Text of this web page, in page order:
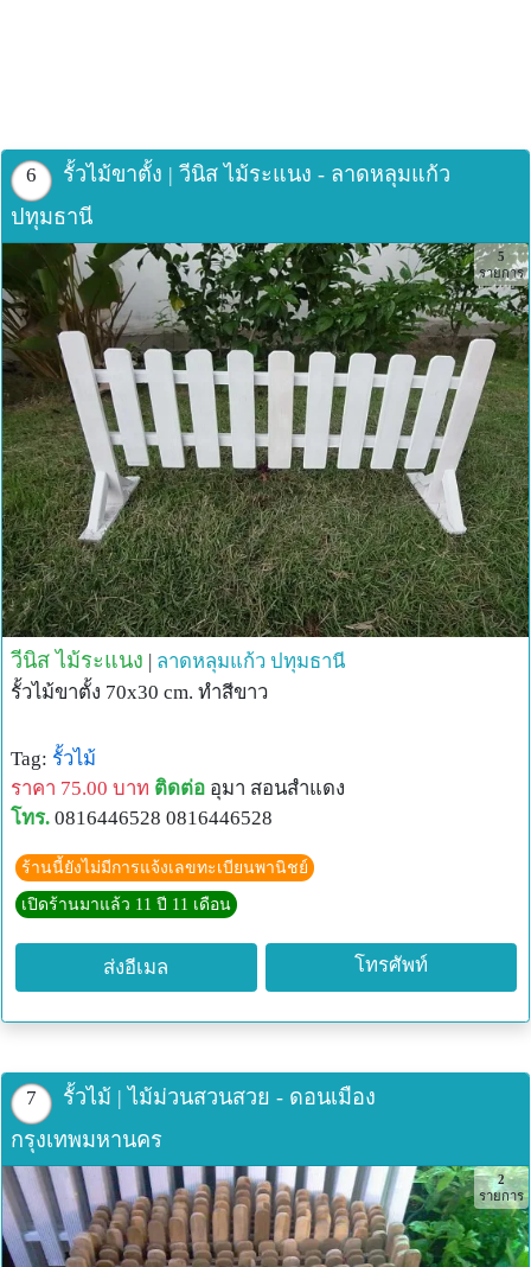
6
รั้วไม้ขาตั้ง | วีนิส ไม้ระแนง - ลาดหลุมแก้ว
ปทุมธานี
5
รายการ
วีนิส ไม้ระแนง | ลาดหลุมแก้ว ปทุมธานี
รั้วไม้ขาตั้ง 70x30 cm. ทำสีขาว
Tag: รั้วไม้
ราคา 75.00 บาท ติดต่อ อุมา สอนสำแดง
โทร. 0816446528 0816446528
ร้านนี้ยังไม่มีการแจ้งเลขทะเบียนพานิชย์
เปิดร้านมาแล้ว 11 ปี 11 เดือน
ส่งอีเมล โทรศัพท์
7
รั้วไม้ | ไม้ม่วนสวนสวย - ดอนเมือง
กรุงเทพมหานคร
2
รายการ